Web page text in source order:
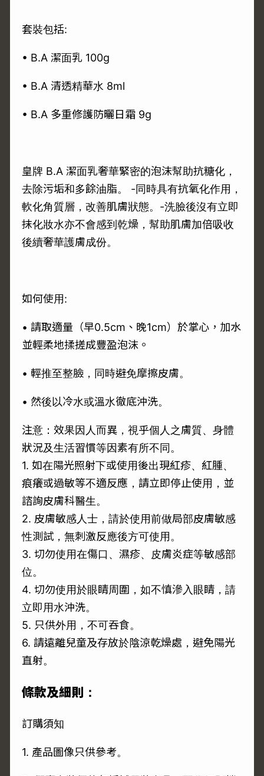
套裝包括:
• B.A 潔面乳 100g
• B.A 清透精華水 8ml
• B.A 多重修護防曬日霜 9g
皇牌 B.A 潔面乳奢華緊密的泡沫幫助抗糖化，
去除污垢和多餘油脂。 -同時具有抗氧化作用，
軟化角質層，改善肌膚狀態。-洗臉後沒有立即
抹化妝水亦不會感到乾燥，幫助肌膚加倍吸收
後續奢華護膚成份。
如何使用:
• 請取適量（早0.5cm、晚1cm）於掌心，加水
並輕柔地揉搓成豐盈泡沫。
• 輕推至整臉，同時避免摩擦皮膚。
• 然後以冷水或溫水徹底沖洗。
注意：效果因人而異，視乎個人之膚質、身體
狀況及生活習慣等因素有所不同。
1. 如在陽光照射下或使用後出現紅疹、紅腫、
痕癢或過敏等不適反應，請立即停止使用，並
諮詢皮膚科醫生。
2. 皮膚敏感人士，請於使用前做局部皮膚敏感
性測試，無刺激反應後方可使用。
3. 切勿使用在傷口、濕疹、皮膚炎症等敏感部
位。
4. 切勿使用於眼睛周圍，如不慎滲入眼睛，請
立即用水沖洗。
5. 只供外用，不可吞食。
6. 請遠離兒童及存放於陰涼乾燥處，避免陽光
直射。
條款及細則：
訂購須知
1. 產品圖像只供參考。